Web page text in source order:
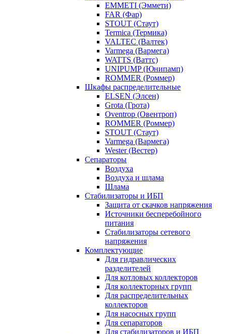
EMMETI (Эммети)
FAR (Фар)
STOUT (Стаут)
Termica (Термика)
VALTEC (Валтек)
Varmega (Вармега)
WATTS (Ваттс)
UNIPUMP (Юнипамп)
ROMMER (Роммер)
Шкафы распределительные
ELSEN (Элсен)
Grota (Грота)
Oventrop (Овентроп)
ROMMER (Роммер)
STOUT (Стаут)
Varmega (Вармега)
Wester (Вестер)
Сепараторы
Воздуха
Воздуха и шлама
Шлама
Стабилизаторы и ИБП
Защита от скачков напряжения
Источники бесперебойного
питания
Стабилизаторы сетевого
напряжения
Комплектующие
Для гидравлических
разделителей
Для котловых коллекторов
Для коллекторных групп
Для распределительных
коллекторов
Для насосных групп
Для сепараторов
Для стабилизаторов и ИБП